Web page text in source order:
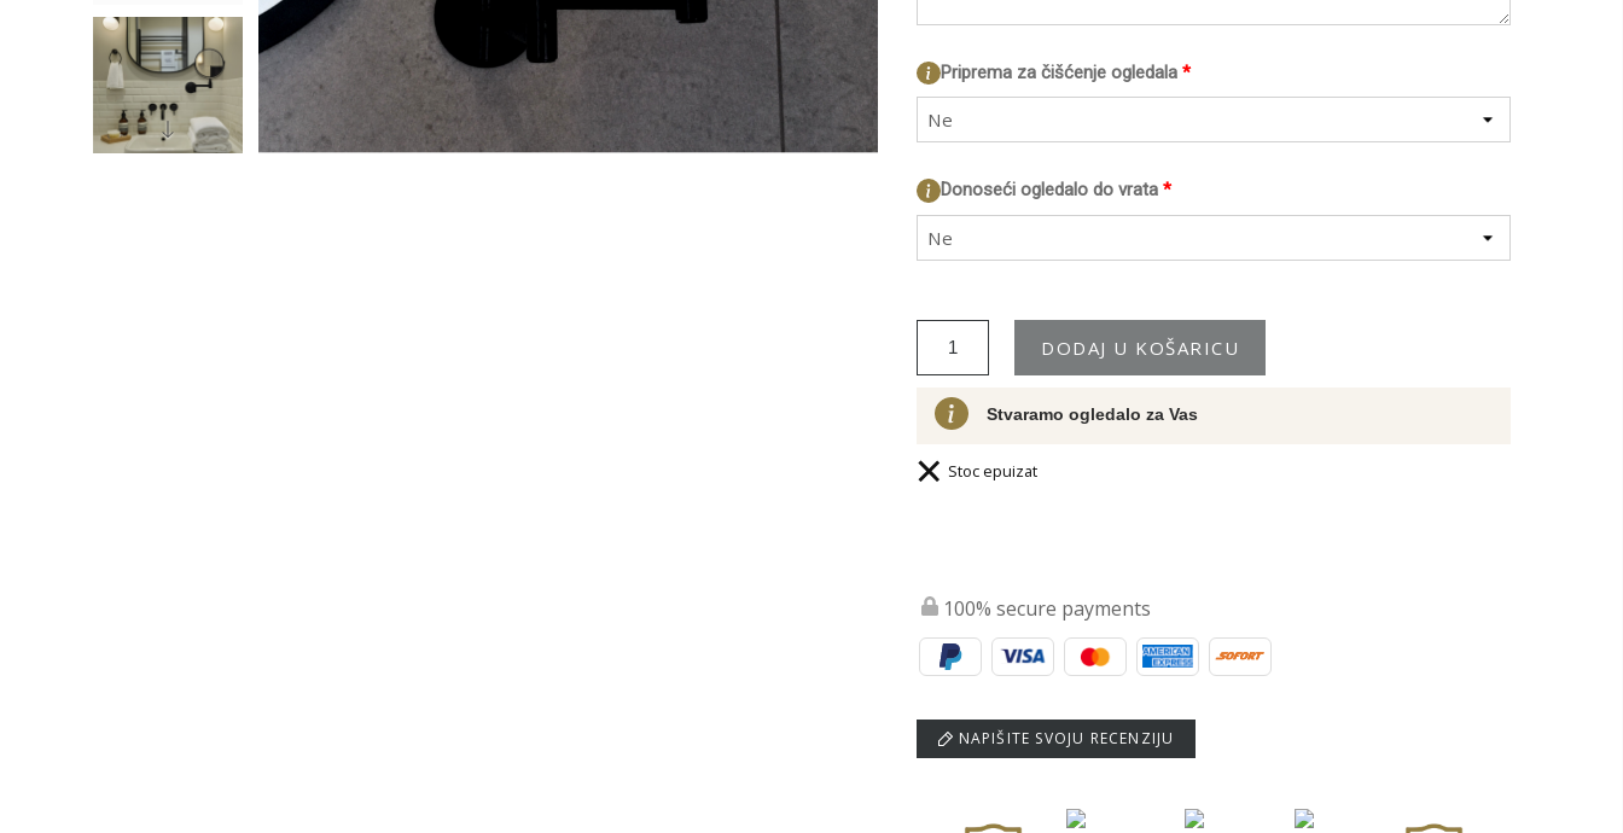
*
Priprema za čišćenje ogledala
Ne
*
Donoseći ogledalo do vrata
Ne
DODAJ U KOŠARICU
Stvaramo ogledalo za Vas
Stoc epuizat
100% secure payments
NAPIŠITE SVOJU RECENZIJU